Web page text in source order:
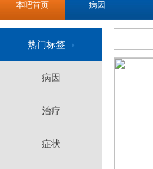
本吧首页 病因
热门标签
病因
治疗
症状